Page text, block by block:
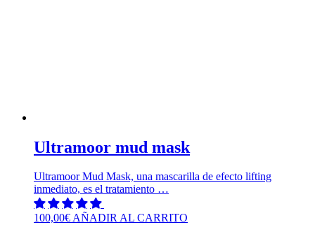
Ultramoor mud mask
Ultramoor Mud Mask, una mascarilla de efecto lifting
inmediato, es el tratamiento …
100,00€AÑADIR AL CARRITO